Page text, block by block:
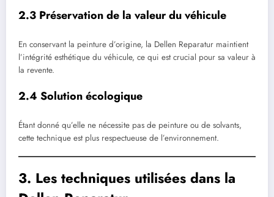
2.3 Préservation de la valeur du véhicule
En conservant la peinture d’origine, la Dellen Reparatur maintient
l’intégrité esthétique du véhicule, ce qui est crucial pour sa valeur à
la revente.
2.4 Solution écologique
Étant donné qu’elle ne nécessite pas de peinture ou de solvants,
cette technique est plus respectueuse de l’environnement.
3. Les techniques utilisées dans la